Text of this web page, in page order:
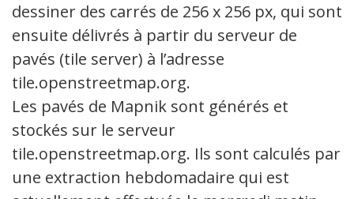
dessiner des carrés de 256 x 256 px, qui sont
ensuite délivrés à partir du serveur de
pavés (tile server) à l’adresse
tile.openstreetmap.org.
Les pavés de Mapnik sont générés et
stockés sur le serveur
tile.openstreetmap.org. Ils sont calculés par
une extraction hebdomadaire qui est